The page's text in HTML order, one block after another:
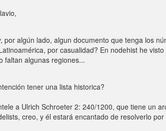
por algún lado, algun documento que tenga los
por casualidad? En nodehist he
faltan algunas regiones...
tener una lista historica?
a Ulrich Schroeter 2: 240/1200, que tiene un
creo, y él estará encantado de resolverlo por